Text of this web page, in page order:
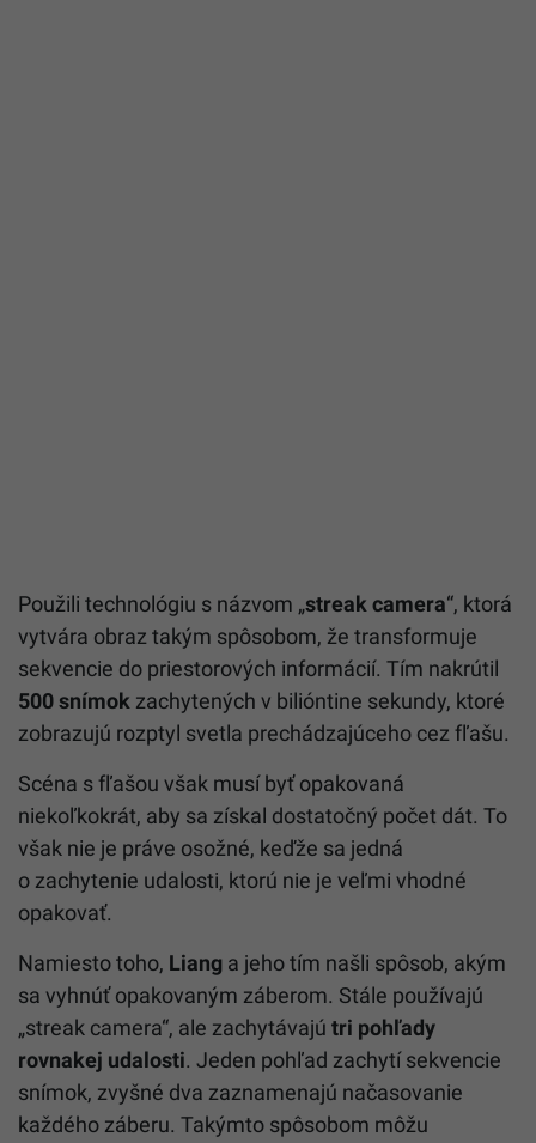
Použili technológiu s názvom „streak camera“, ktorá
vytvára obraz takým spôsobom, že transformuje
sekvencie do priestorových informácií. Tím nakrútil
500 snímok zachytených v bilióntine sekundy, ktoré
zobrazujú rozptyl svetla prechádzajúceho cez fľašu.
Scéna s fľašou však musí byť opakovaná
niekoľkokrát, aby sa získal dostatočný počet dát. To
však nie je práve osožné, keďže sa jedná
o zachytenie udalosti, ktorú nie je veľmi vhodné
opakovať.
Namiesto toho, Liang a jeho tím našli spôsob, akým
sa vyhnúť opakovaným záberom. Stále používajú
„streak camera“, ale zachytávajú tri pohľady
rovnakej udalosti. Jeden pohľad zachytí sekvencie
snímok, zvyšné dva zaznamenajú načasovanie
každého záberu. Takýmto spôsobom môžu